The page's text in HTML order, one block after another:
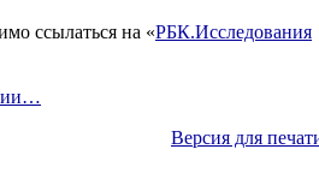
ссылаться на «РБК.Исследования
Версия для